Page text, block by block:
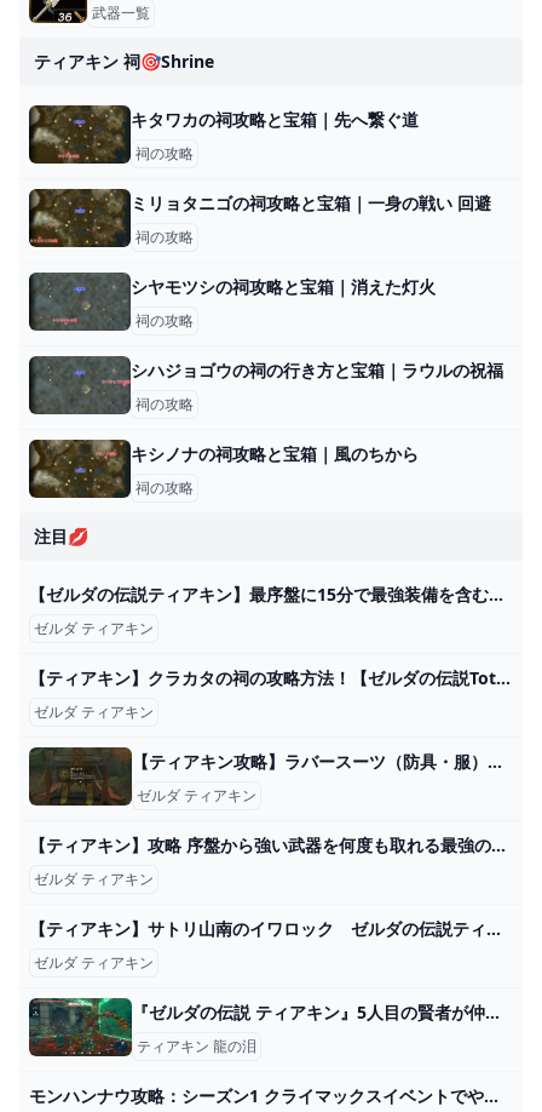
武器一覧
ティアキン 祠🎯shrine
キタワカの祠攻略と宝箱｜先へ繋ぐ道
祠の攻略
ミリョタニゴの祠攻略と宝箱｜一身の戦い 回避
祠の攻略
シヤモツシの祠攻略と宝箱｜消えた灯火
祠の攻略
シハジョゴウの祠の行き方と宝箱｜ラウルの祝福
祠の攻略
キシノナの祠攻略と宝箱｜風のちから
祠の攻略
注目💋
【ゼルダの伝説ティアキン】最序盤に15分で最強装備を含む全身装備をコンプリートするルート紹介！（TotK、ティアーズオブザキングダム） - YouTube
ゼルダ ティアキン
【ティアキン】クラカタの祠の攻略方法！【ゼルダの伝説TotK】
ゼルダ ティアキン
【ティアキン攻略】ラバースーツ（防具・服）の場所と取り方｜ラムダの財宝・草笛の丘の洞窟【ゼルダティアーズオブザキングダム】│KOUs gameplay guide
ゼルダ ティアキン
【ティアキン】攻略 序盤から強い武器を何度も取れる最強の無限ループ裏技【ゼルダの伝説 ティアーズ オブ ザ キングダム】 - YouTube
ゼルダ ティアキン
【ティアキン】サトリ山南のイワロック ゼルダの伝説ティアーズ オブザキングダム #ゼルダの伝説 #ティアキン #zelda #shorts - YouTube
ゼルダ ティアキン
『ゼルダの伝説 ティアキン』5人目の賢者が仲間に！ガノンドロフとの最終対決は目前･･･！【プレイ日記09】 : もゲつぶ。【元ゲーム情報サイト編集者のつぶやき。】
ティアキン 龍の泪
モンハンナウ攻略：シーズン1 クライマックスイベントでやるべきこと5選。ディアブロス亜種、プケプケ亜種、イビルジョーを狩って最強装備を入手！【モンスターハンターNow日記#23】 - 電撃オンライン